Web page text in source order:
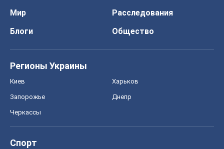
Мир
Расследования
Блоги
Общество
Регионы Украины
Киев Харьков
Запорожье Днепр
Черкассы
Спорт